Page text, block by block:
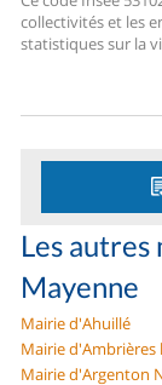
collectivités et les
statistiques sur la
Les
Mayenne
Mairie d'Ahuillé
Mairie d'Ambrières
Mairie d'Argenton